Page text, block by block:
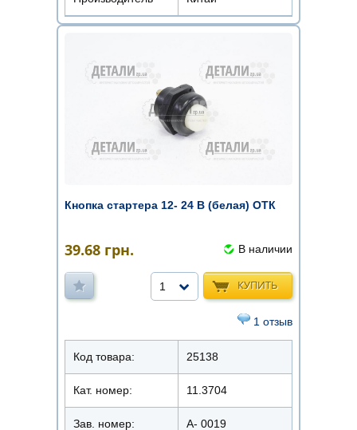
Кнопка стартера 12- 24 В (белая) ОТК
39.68 грн. В наличии
КУПИТЬ
1
1 отзыв
Код товара: 25138
Кат. номер: 11.3704
Зав. номер: А- 0019